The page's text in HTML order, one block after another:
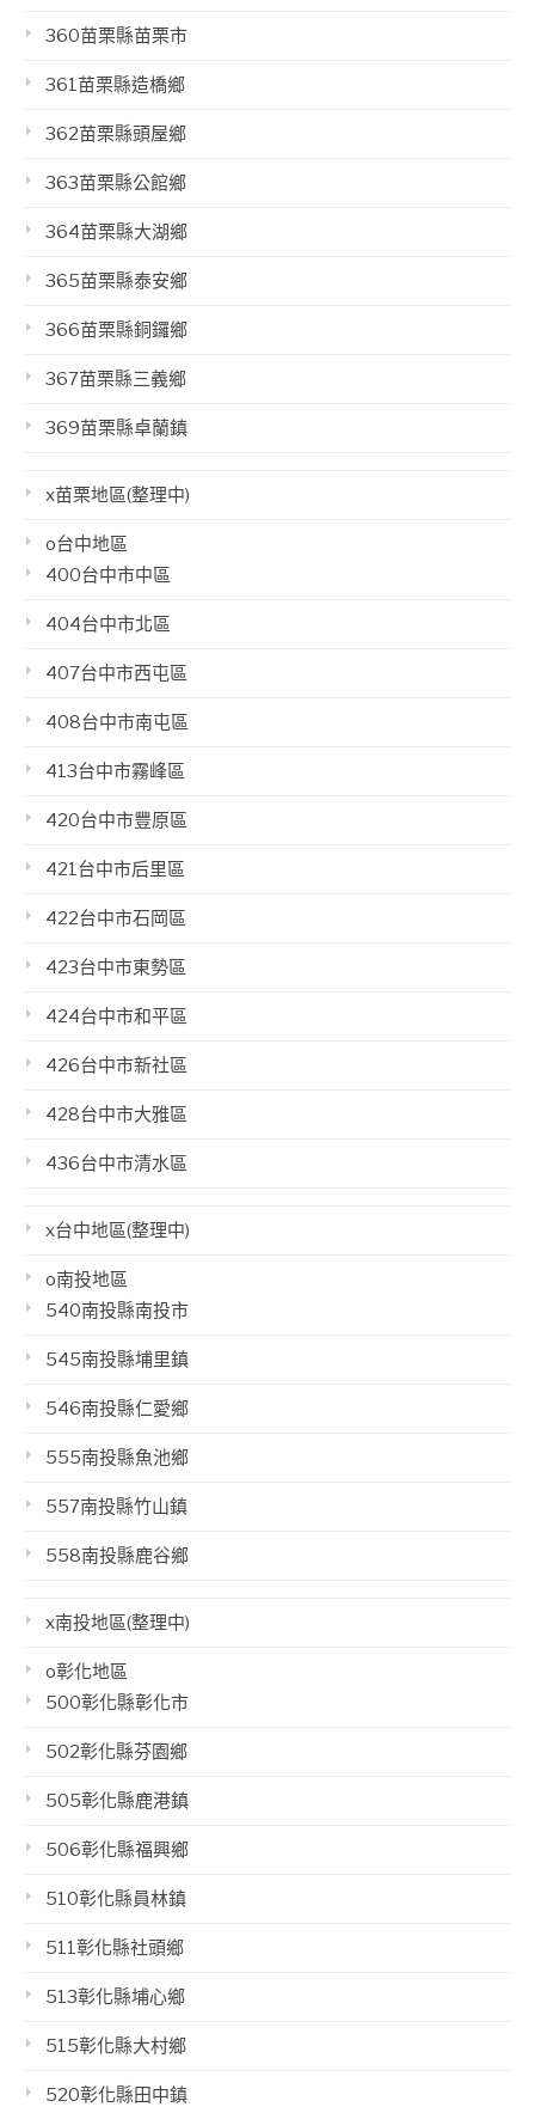
360苗栗縣苗栗市
361苗栗縣造橋鄉
362苗栗縣頭屋鄉
363苗栗縣公館鄉
364苗栗縣大湖鄉
365苗栗縣泰安鄉
366苗栗縣銅鑼鄉
367苗栗縣三義鄉
369苗栗縣卓蘭鎮
x苗栗地區(整理中)
o台中地區
400台中市中區
404台中市北區
407台中市西屯區
408台中市南屯區
413台中市霧峰區
420台中市豐原區
421台中市后里區
422台中市石岡區
423台中市東勢區
424台中市和平區
426台中市新社區
428台中市大雅區
436台中市清水區
x台中地區(整理中)
o南投地區
540南投縣南投市
545南投縣埔里鎮
546南投縣仁愛鄉
555南投縣魚池鄉
557南投縣竹山鎮
558南投縣鹿谷鄉
x南投地區(整理中)
o彰化地區
500彰化縣彰化市
502彰化縣芬園鄉
505彰化縣鹿港鎮
506彰化縣福興鄉
510彰化縣員林鎮
511彰化縣社頭鄉
513彰化縣埔心鄉
515彰化縣大村鄉
520彰化縣田中鎮